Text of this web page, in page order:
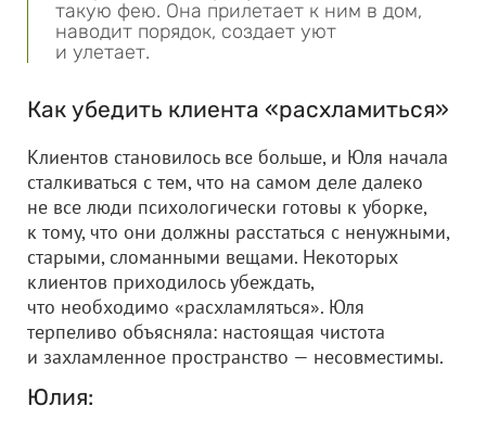
такую фею. Она прилетает к ним в дом,
наводит порядок, создает уют
и улетает.
Как убедить клиента «расхламиться»
Клиентов становилось все больше, и Юля начала
сталкиваться с тем, что на самом деле далеко
не все люди психологически готовы к уборке,
к тому, что они должны расстаться с ненужными,
старыми, сломанными вещами. Некоторых
клиентов приходилось убеждать,
что необходимо «расхламляться». Юля
терпеливо объясняла: настоящая чистота
и захламленное пространство — несовместимы.
Юлия: